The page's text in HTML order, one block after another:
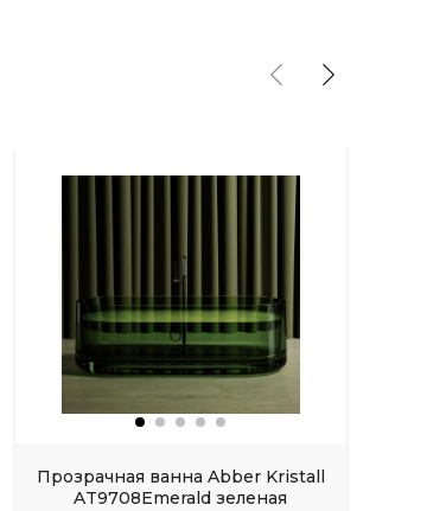
Прозрачная ванна Abber Kristall
AT9708Emerald зеленая